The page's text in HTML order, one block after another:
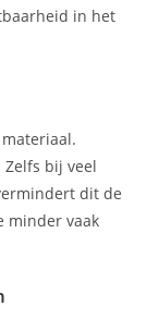
in het
bij veel
dit de
minder vaak